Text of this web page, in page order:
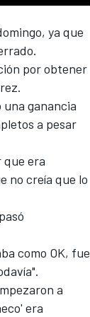
ya que
por obtener
.
ganancia
a pesar
que era
no creía que lo
como OK, fue
a
era